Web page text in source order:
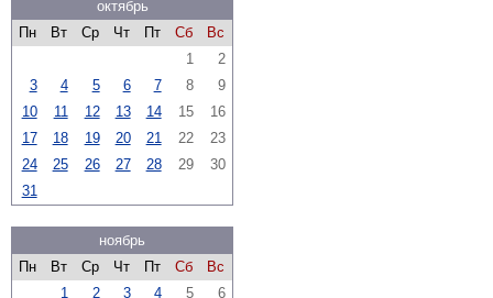
октябрь
Пн
Вт Ср Чт Пт Сб
Вс
1
2
3
4 5 6 7 8
9
10
11 12 13 14 15
16
17
18 19 20 21 22
23
24
25 26 27 28 29
30
31
ноябрь
Пн
Вт Ср Чт Пт Сб
Вс
1
2 3 4 5
6